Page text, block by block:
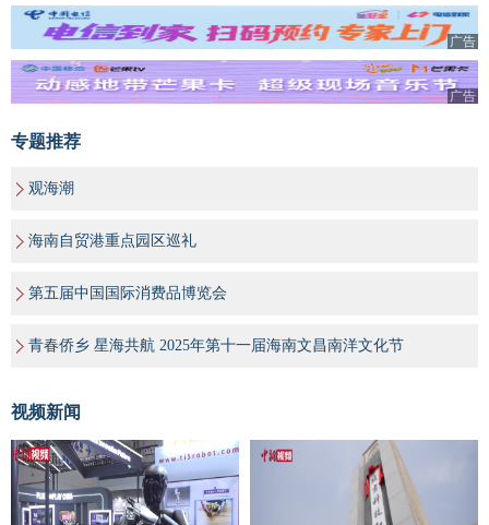
广告
广告
专题推荐
观海潮
海南自贸港重点园区巡礼
第五届中国国际消费品博览会
青春侨乡 星海共航 2025年第十一届海南文昌南洋文化节
视频新闻